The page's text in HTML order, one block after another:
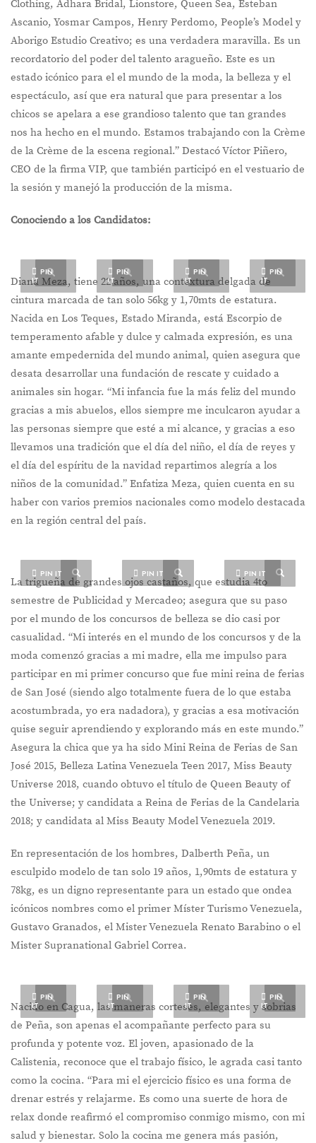
Clothing, Adhara Bridal, Lionstore, Queen Sea, Esteban
Ascanio, Yosmar Campos, Henry Perdomo, People’s Model y
Aborigo Estudio Creativo; es una verdadera maravilla. Es un
recordatorio del poder del talento aragueño. Este es un
estado icónico para el el mundo de la moda, la belleza y el
espectáculo, así que era natural que para presentar a los
chicos se apelara a ese grandioso talento que tan grandes
nos ha hecho en el mundo. Estamos trabajando con la Crème
de la Crème de la escena regional.” Destacó Víctor Piñero,
CEO de la firma VIP, que también participó en el vestuario de
la sesión y manejó la producción de la misma.
Conociendo a los Candidatos:
PIN
IT
PIN
IT
PIN
IT
PIN
IT
Diana Meza, tiene 22 años, una contextura delgada de
cintura marcada de tan solo 56kg y 1,70mts de estatura.
Nacida en Los Teques, Estado Miranda, está Escorpio de
temperamento afable y dulce y calmada expresión, es una
amante empedernida del mundo animal, quien asegura que
desata desarrollar una fundación de rescate y cuidado a
animales sin hogar. “Mi infancia fue la más feliz del mundo
gracias a mis abuelos, ellos siempre me inculcaron ayudar a
las personas siempre que esté a mi alcance, y gracias a eso
llevamos una tradición que el día del niño, el día de reyes y
el día del espíritu de la navidad repartimos alegría a los
niños de la comunidad.” Enfatiza Meza, quien cuenta en su
haber con varios premios nacionales como modelo destacada
en la región central del país.
PIN IT PIN IT PIN IT
La trigueña de grandes ojos castaños, que estudia 4to
semestre de Publicidad y Mercadeo; asegura que su paso
por el mundo de los concursos de belleza se dio casi por
casualidad. “Mi interés en el mundo de los concursos y de la
moda comenzó gracias a mi madre, ella me impulso para
participar en mi primer concurso que fue mini reina de ferias
de San José (siendo algo totalmente fuera de lo que estaba
acostumbrada, yo era nadadora), y gracias a esa motivación
quise seguir aprendiendo y explorando más en este mundo.”
Asegura la chica que ya ha sido Mini Reina de Ferias de San
José 2015, Belleza Latina Venezuela Teen 2017, Miss Beauty
Universe 2018, cuando obtuvo el título de Queen Beauty of
the Universe; y candidata a Reina de Ferias de la Candelaria
2018; y candidata al Miss Beauty Model Venezuela 2019.
En representación de los hombres, Dalberth Peña, un
esculpido modelo de tan solo 19 años, 1,90mts de estatura y
78kg, es un digno representante para un estado que ondea
icónicos nombres como el primer Míster Turismo Venezuela,
Gustavo Granados, el Mister Venezuela Renato Barabino o el
Mister Supranational Gabriel Correa.
PIN
IT
PIN
IT
PIN
IT
PIN
IT
Nacido en Cagua, las maneras corteses, elegantes y sobrias
de Peña, son apenas el acompañante perfecto para su
profunda y potente voz. El joven, apasionado de la
Calistenia, reconoce que el trabajo físico, le agrada casi tanto
como la cocina. “Para mi el ejercicio físico es una forma de
drenar estrés y relajarme. Es como una suerte de hora de
relax donde reafirmó el compromiso conmigo mismo, con mi
salud y bienestar. Solo la cocina me genera más pasión,